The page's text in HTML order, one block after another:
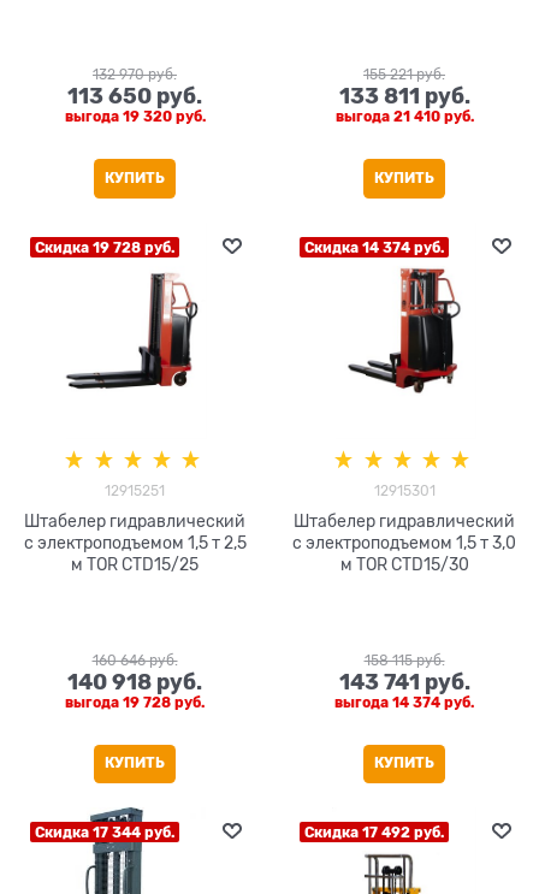
132 970 руб.
113 650 руб.
выгода 19 320 руб.
КУПИТЬ
155 221 руб.
133 811 руб.
выгода 21 410 руб.
КУПИТЬ
Скидка 19 728 руб.
12915251
Штабелер гидравлический
с электроподъемом 1,5 т 2,5
м TOR CTD15/25
160 646 руб.
140 918 руб.
выгода 19 728 руб.
КУПИТЬ
Скидка 14 374 руб.
12915301
Штабелер гидравлический
с электроподъемом 1,5 т 3,0
м TOR CTD15/30
158 115 руб.
143 741 руб.
выгода 14 374 руб.
КУПИТЬ
Скидка 17 344 руб. Скидка 17 492 руб.